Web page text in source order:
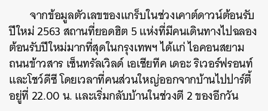
จากข้อมูลตัวเลขของแกร็บในช่วงเคาต์ดาวน์ต้อนรับ
ปีใหม่ 2563 สถานที่ยอดฮิต 5 แห่งที่มีคนเดินทางไปฉลอง
ต้อนรับปีใหม่มากที่สุดในกรุงเทพฯ ได้แก่ ไอคอนสยาม
ถนนข้าวสาร เซ็นทรัลเวิลด์ เอเชียทีค เดอะ ริเวอร์ฟรอนท์
และโชว์ดีซี โดยเวลาที่คนส่วนใหญ่ออกจากบ้านไปปาร์ตี้
อยู่ที่ 22.00 น. และเริ่มกลับบ้านในช่วงตี 2 ของอีกวัน